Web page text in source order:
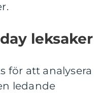
leksaker
för att analysera
ledande